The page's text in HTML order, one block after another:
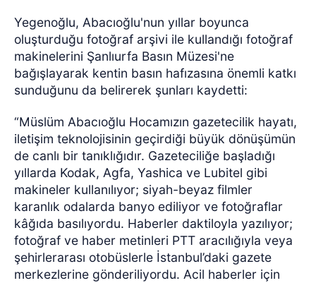
Yegenoğlu, Abacıoğlu'nun yıllar boyunca
oluşturduğu fotoğraf arşivi ile kullandığı fotoğraf
makinelerini Şanlıurfa Basın Müzesi'ne
bağışlayarak kentin basın hafızasına önemli katkı
sunduğunu da belirerek şunları kaydetti:
“Müslüm Abacıoğlu Hocamızın gazetecilik hayatı,
iletişim teknolojisinin geçirdiği büyük dönüşümün
de canlı bir tanıklığıdır. Gazeteciliğe başladığı
yıllarda Kodak, Agfa, Yashica ve Lubitel gibi
makineler kullanılıyor; siyah-beyaz filmler
karanlık odalarda banyo ediliyor ve fotoğraflar
kâğıda basılıyordu. Haberler daktiloyla yazılıyor;
fotoğraf ve haber metinleri PTT aracılığıyla veya
şehirlerarası otobüslerle İstanbul’daki gazete
merkezlerine gönderiliyordu. Acil haberler için